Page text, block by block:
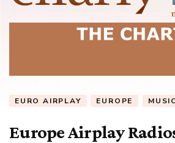
EURO AIRPLAY EUROPE
Europe Airplay